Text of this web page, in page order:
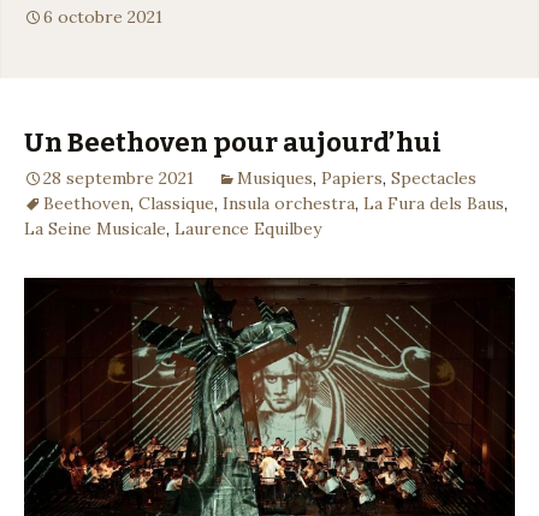
6 octobre 2021
Un Beethoven pour aujourd’hui
28 septembre 2021 Musiques, Papiers, Spectacles
Beethoven, Classique, Insula orchestra, La Fura dels Baus,
La Seine Musicale, Laurence Equilbey